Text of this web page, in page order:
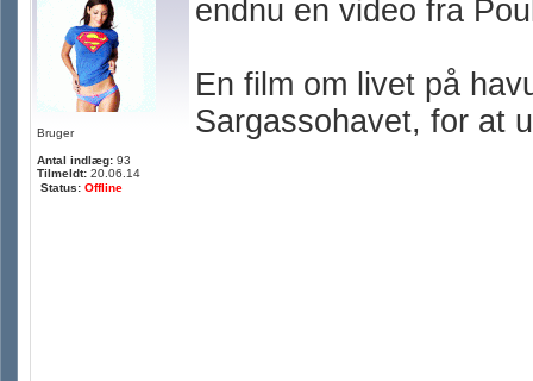
Bruger
Antal indlæg: 93
Tilmeldt: 20.06.14
Status: Offline
endnu en video fra
En film om livet på
Sargassohavet, for at